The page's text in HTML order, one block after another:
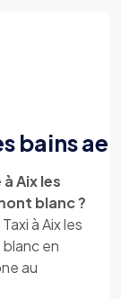
bains
Aix les
blanc ?
à Aix les
en
au